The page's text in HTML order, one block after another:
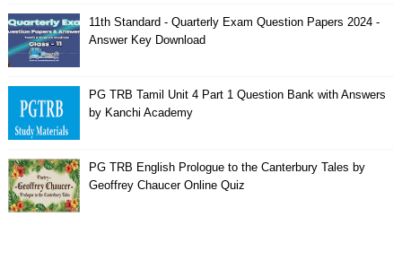
11th Standard - Quarterly Exam Question Papers 2024 -
Answer Key Download
PG TRB Tamil Unit 4 Part 1 Question Bank with Answers
by Kanchi Academy
PG TRB English Prologue to the Canterbury Tales by
Geoffrey Chaucer Online Quiz